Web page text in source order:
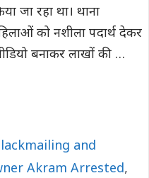
जा रहा था। थाना
को नशीला पदार्थ देकर
बनाकर लाखों की …
and
Akram Arrested,